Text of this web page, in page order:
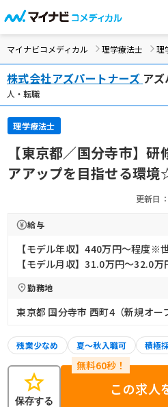
マイナビコメディカル 理学療法士 理
株式会社アズパートナーズ ア
人・転職
理学療法士
【東京都／国分寺市】
アアップを目指せる環境
更新日
給与
【モデル年収】440万円〜程度※
【モデル月収】31.0万円〜32.0万
勤務地
東京都 国分寺市 西町4（新規オー
残業少なめ 夏～秋入職可 積極
star
保存する
この求人